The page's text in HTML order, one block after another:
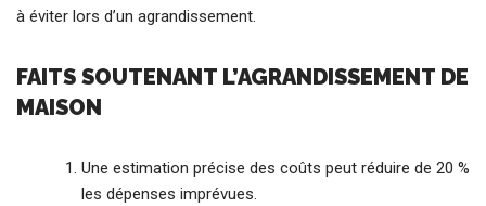
à éviter lors d’un agrandissement.
FAITS SOUTENANT L’AGRANDISSEMENT DE
MAISON
Une estimation précise des coûts peut réduire de 20 %
les dépenses imprévues.